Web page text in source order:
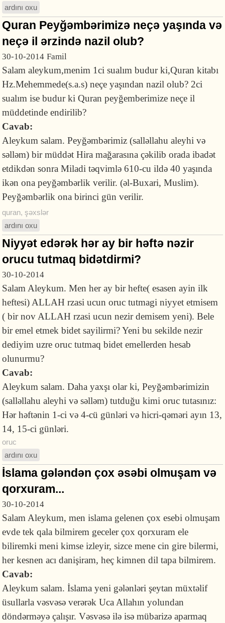
ardını oxu
Quran Peyğəmbərimizə neçə yaşında və
neçə il ərzində nazil olub?
30-10-2014 Famil
Salam aleykum,menim 1ci sualım budur ki,Quran kitabı
Hz.Mehemmede(s.a.s) neçe yaşından nazil olub? 2ci
sualım ise budur ki Quran peyğemberimize neçe il
müddetinde endirilib?
Cavab:
Aleykum salam. Peyğəmbərimiz (salləllahu aleyhi və
səlləm) bir müddət Hira mağarasına çəkilib orada ibadət
etdikdən sonra Miladi təqvimlə 610-cu ildə 40 yaşında
ikən ona peyğəmbərlik verilir. (əl-Buxari, Muslim).
Peyğəmbərlik ona birinci gün verilir.
quran,şəxslər
ardını oxu
Niyyət edərək hər ay bir həftə nəzir
orucu tutmaq bidətdirmi?
30-10-2014
Salam Aleykum. Men her ay bir hefte( esasen ayin ilk
heftesi) ALLAH rzasi ucun oruc tutmagi niyyet etmisem
( bir nov ALLAH rzasi ucun nezir demisem yeni). Bele
bir emel etmek bidet sayilirmi? Yeni bu sekilde nezir
dediyim uzre oruc tutmaq bidet emellerden hesab
olunurmu?
Cavab:
Aleykum salam. Daha yaxşı olar ki, Peyğəmbərimizin
(salləllahu aleyhi və səlləm) tutduğu kimi oruc tutasınız:
Hər həftənin 1-ci və 4-cü günləri və hicri-qəməri ayın 13,
14, 15-ci günləri.
oruc
ardını oxu
İslama gələndən çox əsəbi olmuşam və
qorxuram...
30-10-2014
Salam Aleykum, men islama gelenen çox esebi olmuşam
evde tek qala bilmirem geceler çox qorxuram ele
biliremki meni kimse izleyir, sizce mene cin gire bilermi,
her kesnen acı danişiram, heç kimnen dil tapa bilmirem.
Cavab:
Aleykum salam. İslama yeni gələnləri şeytan müxtəlif
üsullarla vəsvəsə verərək Uca Allahın yolundan
döndərməyə çalışır. Vəsvəsə ilə isə mübarizə aparmaq